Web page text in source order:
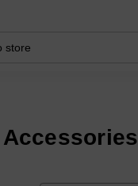
Accessories